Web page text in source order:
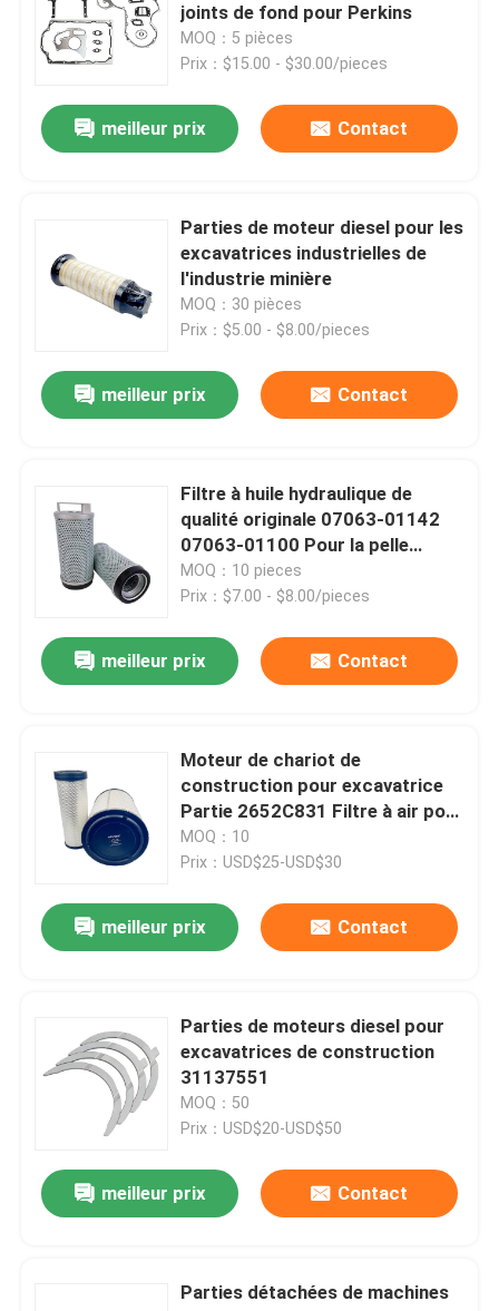
A propos de nous
Visite d'usine
Contact
nouvelles
Demande de soumission
Pièces de rechange Cummins
Pièces détachées
Pièces détachées Komatsu
Pièces détachées HITACHI
Pièces de rechange de XCMG
Pièces détachées Sinotruk
joints de fond pour Perkins
MOQ：5 pièces
Prix：$15.00 - $30.00/pieces
meilleur prix Contact
Parties de moteur diesel pour les
excavatrices industrielles de
l'industrie minière
MOQ：30 pièces
Prix：$5.00 - $8.00/pieces
meilleur prix Contact
Filtre à huile hydraulique de
qualité originale 07063-01142
07063-01100 Pour la pelle
PC400
MOQ：10 pieces
Prix：$7.00 - $8.00/pieces
meilleur prix Contact
Moteur de chariot de
construction pour excavatrice
Partie 2652C831 Filtre à air pour
Perkins
MOQ：10
Prix：USD$25-USD$30
meilleur prix Contact
Parties de moteurs diesel pour
excavatrices de construction
31137551
MOQ：50
Prix：USD$20-USD$50
meilleur prix Contact
Parties détachées de machines